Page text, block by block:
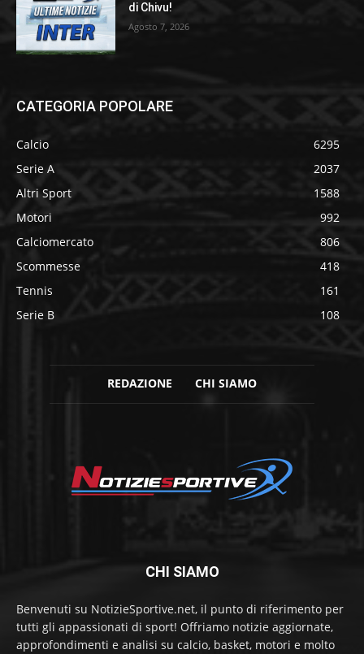
di Chivu!
Agosto 7, 2026
CATEGORIA POPOLARE
Calcio
6295
Serie A
2037
Altri Sport
1588
Motori
992
Calciomercato
806
Scommesse
418
Tennis
161
Serie B
108
REDAZIONE CHI SIAMO
CHI SIAMO
Benvenuti su NotizieSportive.net, il punto di riferimento per
tutti gli appassionati di sport! Offriamo notizie aggiornate,
approfondimenti e analisi su calcio, basket, motori e molto